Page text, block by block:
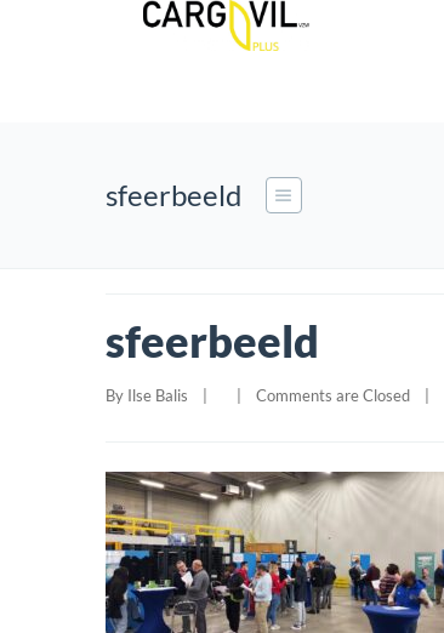
sfeerbeeld
sfeerbeeld
By Ilse Balis Comments are Closed